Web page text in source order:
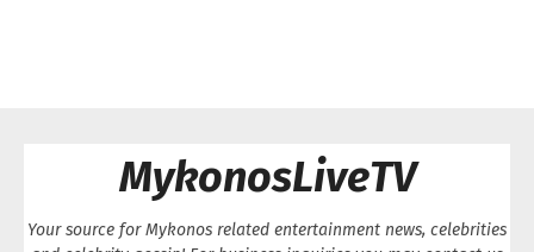
MykonosLiveTV
Your source for Mykonos related entertainment news, celebrities